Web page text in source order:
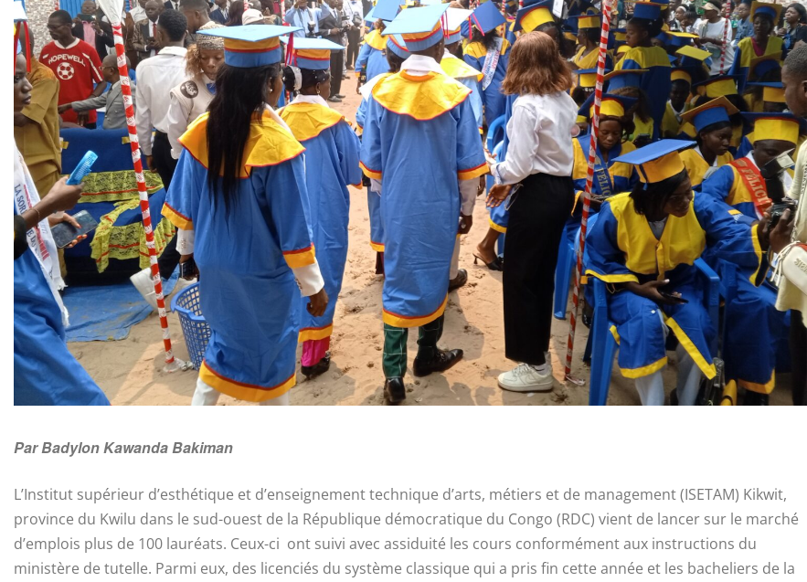
Par Badylon Kawanda Bakiman
L’Institut supérieur d’esthétique et d’enseignement technique d’arts, métiers et de management (ISETAM) Kikwit,
province du Kwilu dans le sud-ouest de la République démocratique du Congo (RDC) vient de lancer sur le marché
d’emplois plus de 100 lauréats. Ceux-ci ont suivi avec assiduité les cours conformément aux instructions du
ministère de tutelle. Parmi eux, des licenciés du système classique qui a pris fin cette année et les bacheliers de la